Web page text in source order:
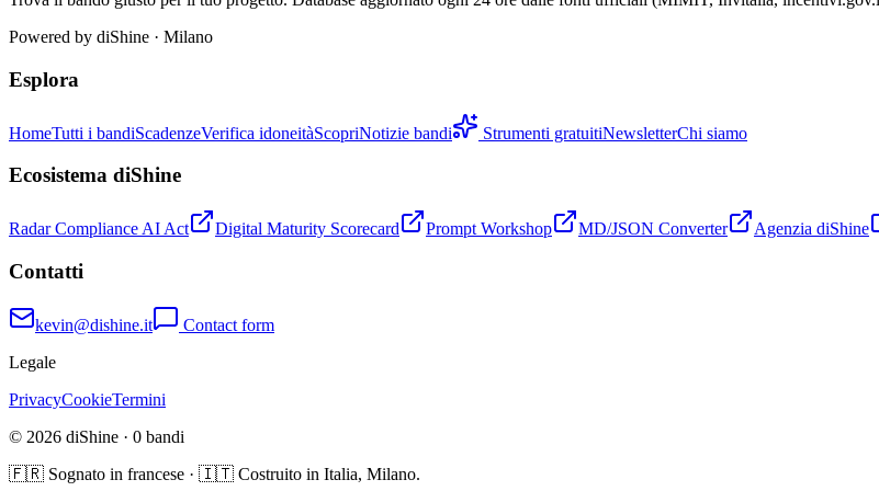
Powered by diShine · Milano
Esplora
HomeTutti i bandiScadenzeVerifica idoneitàScopriNotizie bandi Strumenti gratuitiNewsletterChi siamo
Ecosistema diShine
Radar Compliance AI Act Digital Maturity Scorecard Prompt Workshop MD/JSON Converter Agenzia diShine
Contatti
kevin@dishine.it
Contact form
Legale
PrivacyCookieTermini
© 2026 diShine · 0 bandi
🇫🇷 Sognato in francese · 🇮🇹 Costruito in Italia, Milano.